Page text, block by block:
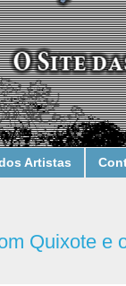
Artistas
Quixote e